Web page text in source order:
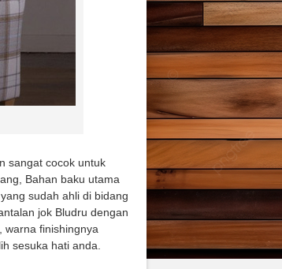
sangat cocok untuk
Bahan baku utama
sudah ahli di bidang
jok Bludru dengan
warna finishingnya
sesuka hati anda.